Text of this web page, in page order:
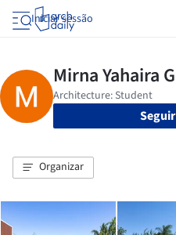
Iniciar sessão
Seguir
Organizar